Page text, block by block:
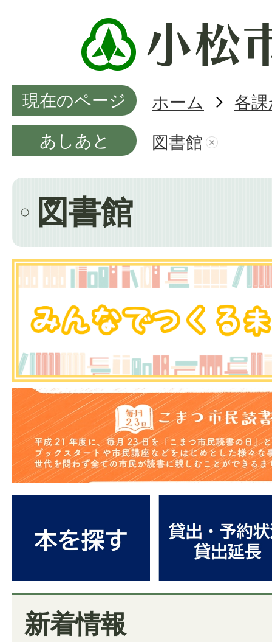
現在のページ ホーム
各
あしあと
図書館
図書館
新着情報